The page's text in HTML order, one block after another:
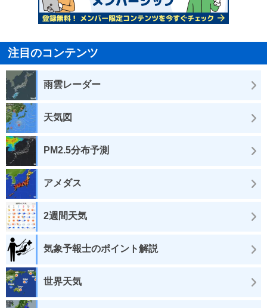
注目のコンテンツ
雨雲レーダー
天気図
PM2.5分布予測
アメダス
2週間天気
気象予報士のポイント解説
世界天気